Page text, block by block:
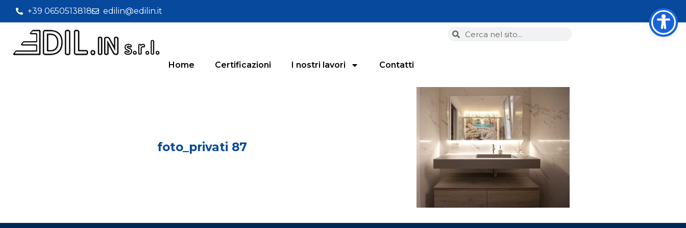
+39 0650513818 edilin@edilin.it
Home Certificazioni I nostri lavori Contatti
foto_privati 87